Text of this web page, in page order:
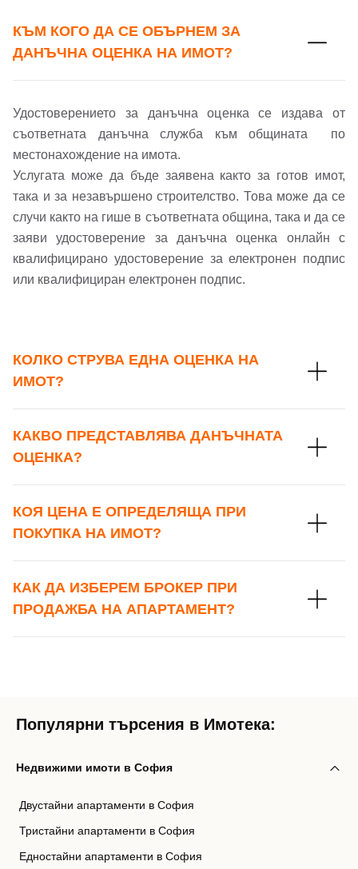
КЪМ КОГО ДА СЕ ОБЪРНЕМ ЗА
ДАНЪЧНА ОЦЕНКА НА ИМОТ?
Удостоверението за данъчна оценка се издава от
съответната данъчна служба към общината по
местонахождение на имота.
Услугата може да бъде заявена както за готов имот,
така и за незавършено строителство. Това може да се
случи както на гише в съответната община, така и да се
заяви удостоверение за данъчна оценка онлайн с
квалифицирано удостоверение за електронен подпис
или квалифициран електронен подпис.
КОЛКО СТРУВА ЕДНА ОЦЕНКА НА
ИМОТ?
КАКВО ПРЕДСТАВЛЯВА ДАНЪЧНАТА
ОЦЕНКА?
КОЯ ЦЕНА Е ОПРЕДЕЛЯЩА ПРИ
ПОКУПКА НА ИМОТ?
КАК ДА ИЗБЕРЕМ БРОКЕР ПРИ
ПРОДАЖБА НА АПАРТАМЕНТ?
Популярни търсения в Имотека:
Недвижими имоти в София
Двустайни апартаменти в София
Тристайни апартаменти в София
Едностайни апартаменти в София